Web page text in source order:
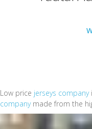
Low price jerseys company
companymade from the